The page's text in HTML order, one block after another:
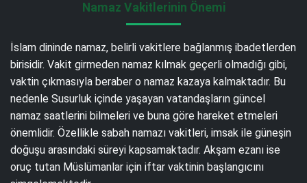
Namaz Vakitlerinin Önemi
İslam dininde namaz, belirli vakitlere bağlanmış ibadetlerden
birisidir. Vakit girmeden namaz kılmak geçerli olmadığı gibi,
vaktin çıkmasıyla beraber o namaz kazaya kalmaktadır. Bu
nedenle Susurluk içinde yaşayan vatandaşların güncel
namaz saatlerini bilmeleri ve buna göre hareket etmeleri
önemlidir. Özellikle sabah namazı vakitleri, imsak ile güneşin
doğuşu arasındaki süreyi kapsamaktadır. Akşam ezanı ise
oruç tutan Müslümanlar için iftar vaktinin başlangıcını